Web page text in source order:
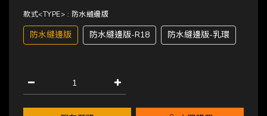
款式<TYPE> : 防水縫邊版
防水縫邊版 防水縫邊版-R18 防水縫邊版-乳環